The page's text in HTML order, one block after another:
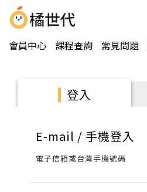
會員中心 課程查詢 常見問題
登入
E-mail / 手機登入
電子信箱或台灣手機號碼